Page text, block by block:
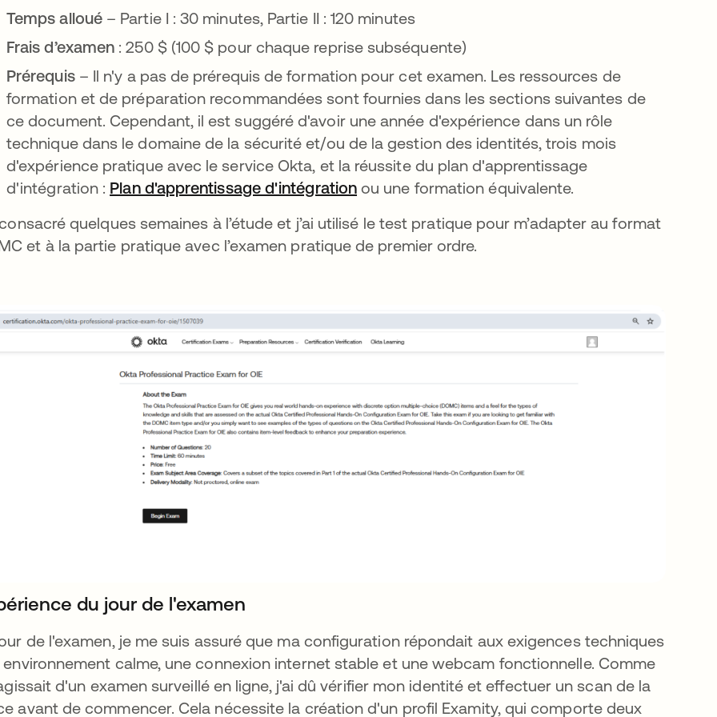
Temps alloué– Partie I : 30 minutes, Partie II : 120 minutes
Frais d’examen : 250 $ (100 $ pour chaque reprise subséquente)
Prérequis – Il n'y a pas de prérequis de formation pour cet examen. Les ressources de
formation et de préparation recommandées sont fournies dans les sections suivantes de
ce document. Cependant, il est suggéré d'avoir une année d'expérience dans un rôle
technique dans le domaine de la sécurité et/ou de la gestion des identités, trois mois
d'expérience pratique avec le service Okta, et la réussite du plan d'apprentissage
d'intégration : Plan d'apprentissage d'intégration s’ouvre dans un nouvel onglet
ou une formation équivalente.
consacré quelques semaines à l’étude et j’ai utilisé le test pratique pour m’adapter au format
et à la partie pratique avec l’examen pratique de premier ordre.
du jour de l'examen
de l'examen, je me suis assuré que ma configuration répondait aux exigences techniques
environnement calme, une connexion internet stable et une webcam fonctionnelle. Comme
d'un examen surveillé en ligne, j'ai dû vérifier mon identité et effectuer un scan de la
avant de commencer. Cela nécessite la création d'un profil Examity, qui comporte deux